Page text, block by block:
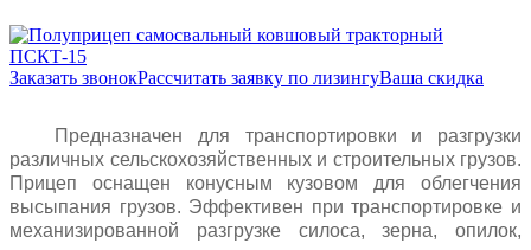
Заказать звонокРассчитать заявку по лизингуВаша скидка
Предназначен для транспортировки и разгрузки
различных сельскохозяйственных и строительных грузов.
Прицеп оснащен конусным кузовом для облегчения
высыпания грузов. Эффективен при транспортировке и
механизированной разгрузке силоса, зерна, опилок,